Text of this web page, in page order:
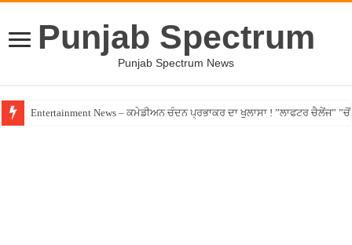
Punjab Spectrum
Punjab Spectrum News
Entertainment News – ਕਮੇਡੀਅਨ ਚੰਦਨ ਪ੍ਰਭਾਕਰ ਦਾ ਖੁਲਾਸਾ ! ”ਲਾਫਟਰ ਚੈਲੇਂਜ”